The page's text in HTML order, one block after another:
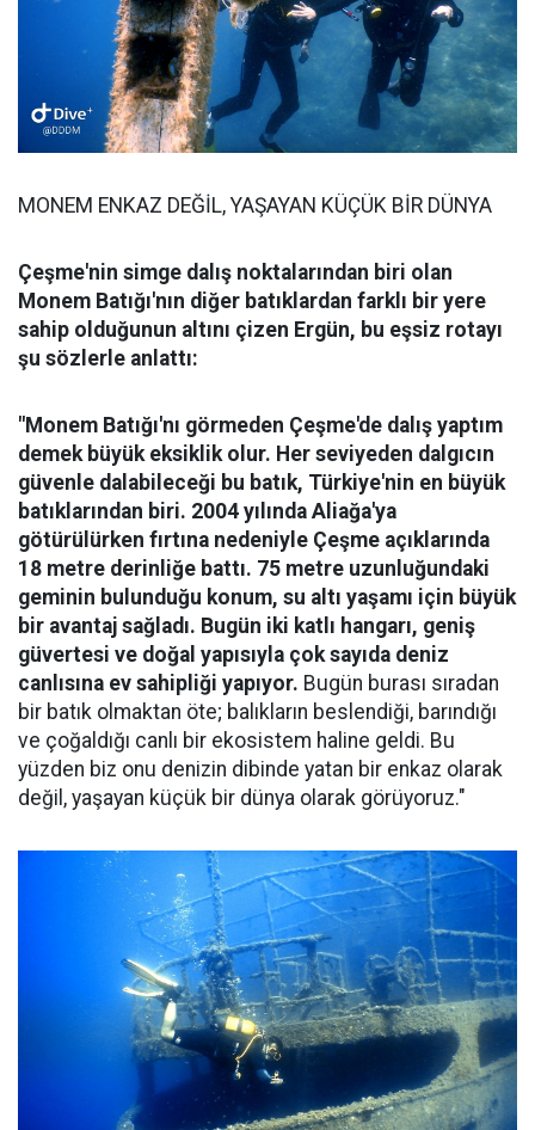
MONEM ENKAZ DEĞİL, YAŞAYAN KÜÇÜK BİR DÜNYA
Çeşme'nin simge dalış noktalarından biri olan
Monem Batığı'nın diğer batıklardan farklı bir yere
sahip olduğunun altını çizen Ergün, bu eşsiz rotayı
şu sözlerle anlattı:
"Monem Batığı'nı görmeden Çeşme'de dalış yaptım
demek büyük eksiklik olur. Her seviyeden dalgıcın
güvenle dalabileceği bu batık, Türkiye'nin en büyük
batıklarından biri. 2004 yılında Aliağa'ya
götürülürken fırtına nedeniyle Çeşme açıklarında
18 metre derinliğe battı. 75 metre uzunluğundaki
geminin bulunduğu konum, su altı yaşamı için büyük
bir avantaj sağladı. Bugün iki katlı hangarı, geniş
güvertesi ve doğal yapısıyla çok sayıda deniz
canlısına ev sahipliği yapıyor. Bugün burası sıradan
bir batık olmaktan öte; balıkların beslendiği, barındığı
ve çoğaldığı canlı bir ekosistem haline geldi. Bu
yüzden biz onu denizin dibinde yatan bir enkaz olarak
değil, yaşayan küçük bir dünya olarak görüyoruz."